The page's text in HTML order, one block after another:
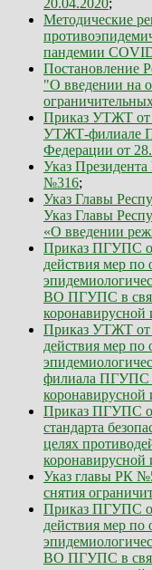
20.04.2020;
Методические
пандемии
Постановление
"О введении на
Приказ УТЖТ от
УТЖТ-филиале
Федерации от
Указ
№316;
Указ Главы
Указ Главы
«О введении
Приказ ПГУПС
действия мер по
ВО ПГУПС в
Приказ УТЖТ от
действия мер по
филиала ПГУПС
Приказ ПГУПС
стандарта
целях
Указ главы РК
снятия
Приказ ПГУПС
действия мер по
ВО ПГУПС в